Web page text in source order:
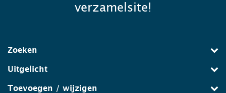
verzamelsite!
Zoeken
Uitgelicht
Toevoegen / wijzigen